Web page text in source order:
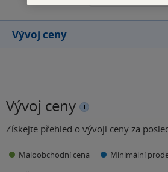
Vývoj ceny
Vývoj ceny
Získejte přehled o vývoji ceny za
Maloobchodní cena Minimální